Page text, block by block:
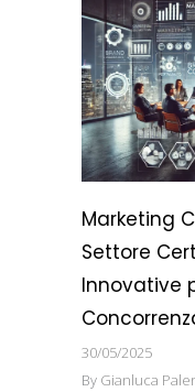
Marketing
Settore
Innovative
30/05/2025
By Gianluca